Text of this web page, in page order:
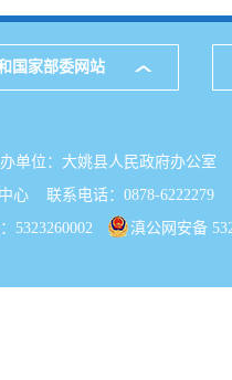
国家部委网站
单位：大姚县人民政府办公
心 联系电话：0878-6222279
5323260002 滇公网安备